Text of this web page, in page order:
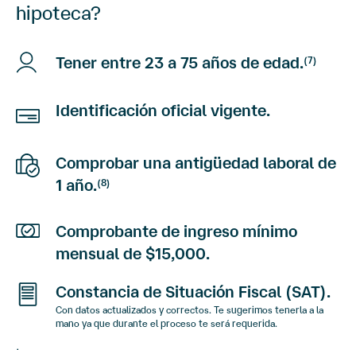
hipoteca?
Tener entre 23 a 75 años de edad.(7)
Identificación oficial vigente.
Comprobar una antigüedad laboral de
1 año.(8)
Comprobante de ingreso mínimo
mensual de $15,000.
Constancia de Situación Fiscal (SAT).
Con datos actualizados y correctos. Te sugerimos tenerla a la
mano ya que durante el proceso te será requerida.